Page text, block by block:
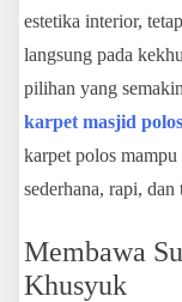
estetika interior,
langsung pada
pilihan yang
karpet masjid polos
karpet polos
sederhana, rapi, dan
Membawa
Khusyuk